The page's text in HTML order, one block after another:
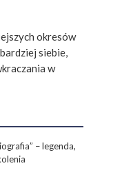
okresów
siebie,
w
– legenda,